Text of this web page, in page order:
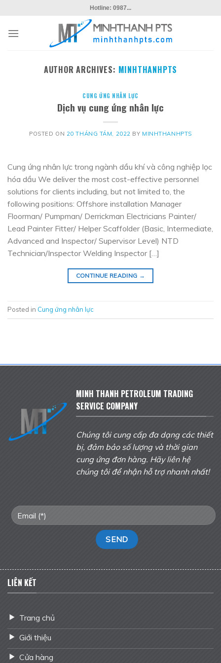
content
Hotline: 0987...
AUTHOR ARCHIVES: MINHTHANHPTS
CUNG ỨNG NHÂN LỰC
Dịch vụ cung ứng nhân lực
POSTED ON 20 THÁNG TÁM, 2022 BY MINHTHANHPTS
Cung ứng nhân lực trong ngành dầu khí và công nghiệp lọc
hóa dầu We deliver the most cost-effective personnel
solutions for clients including, but not limited to, the
following positions: Offshore installation Manager
Floorman/ Pumpman/ Derrickman Electricians Painter/
Lead Painter Fitter/ Helper Scaffolder (Basic, Intermediate,
Advanced and Inspector/ Supervisor Level) NTD
Technician/Inspector Welding Inspector […]
CONTINUE READING →
Posted in Cung ứng nhân lực
MINH THANH PETROLEUM TRADING
SERVICE COMPANY
Chúng tôi cung cấp đa dạng các thiết
bị, đảm bảo số lượng và thời gian
cung ứng đơn hàng. Hãy liên hệ
chúng tôi để nhận hỗ trợ nhanh nhất!
LIÊN KẾT
Trang chủ
Giới thiệu
Cửa hàng